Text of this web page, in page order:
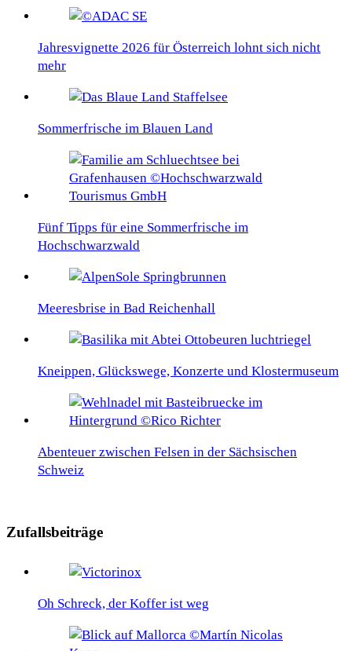
Jahresvignette 2026 für Österreich lohnt sich nicht
mehr
Sommerfrische im Blauen Land
Fünf Tipps für eine Sommerfrische im
Hochschwarzwald
Meeresbrise in Bad Reichenhall
Kneippen, Glückswege, Konzerte und Klostermuseum
Abenteuer zwischen Felsen in der Sächsischen
Schweiz
Zufallsbeiträge
Oh Schreck, der Koffer ist weg